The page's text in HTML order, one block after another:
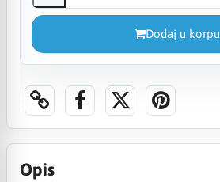
Dodaj u korpu
Opis